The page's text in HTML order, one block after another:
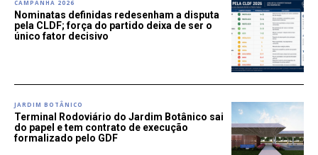
CAMPANHA 2026
Nominatas definidas redesenham a disputa
pela CLDF; força do partido deixa de ser o
único fator decisivo
JARDIM BOTÂNICO
Terminal Rodoviário do Jardim Botânico sai
do papel e tem contrato de execução
formalizado pelo GDF